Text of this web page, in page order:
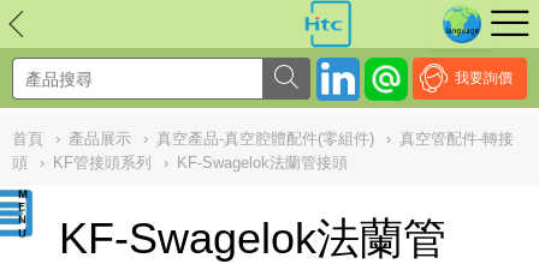
我要詢價
首頁 › 產品展示 › 真空產品-真空腔體配件(零組件) › 真空管配件-轉接
頭
› KF管接頭系列 › KF-Swagelok法蘭管接頭
KF-Swagelok法蘭管
NULL